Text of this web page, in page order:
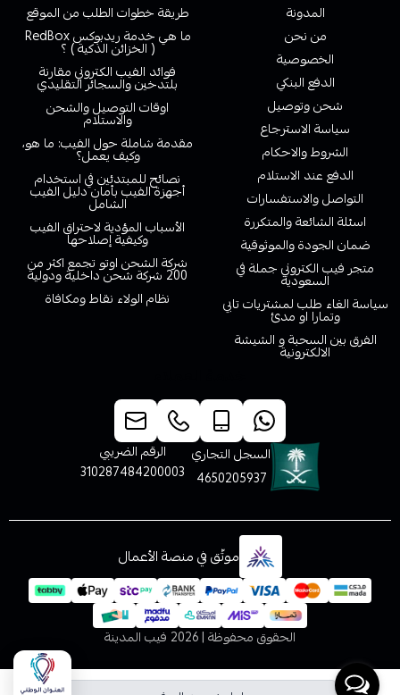
المدونة
من نحن
الخصوصية
الدفع البنكي
شحن وتوصيل
سياسة الاسترجاع
الشروط والاحكام
الدفع عند الاستلام
التواصل والاستفسارات
اسئلة الشائعة والمتكررة
ضمان الجودة والموثوقية
متجر فيب الكتروني جملة في
السعودية
سياسة الغاء طلب لمشتريات تابي
وتمارا او مدئ
الفرق بين السحبة و الشيشة
الالكترونية
طريقة خطوات الطلب من الموقع
ما هي خدمة ريدبوكس RedBox
( الخزائن الذكية ) ؟
فوائد الفيب الكتروني مقارنة
بلتدخين والسجائر التقليدي
اوقات التوصيل والشحن
والاستلام
مقدمة شاملة حول الفيب: ما هو،
وكيف يعمل؟
نصائح للمبتدئين في استخدام
أجهزة الفيب بأمان دليل الفيب
الشامل
الأسباب المؤدية لاحتراق الفيب
وكيفية إصلاحها
شركة الشحن اوتو تجمع اكثر من
200 شركة شحن داخلية ودولية
نظام الولاء نقاط ومكافاة
السجل التجاري
4650205937
الرقم الضريبي
310287484200003
موثّق في منصة الأعمال
الحقوق محفوظة | 2026 فيب المدينة